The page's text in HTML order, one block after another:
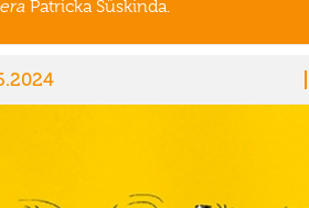
Patricka Süskinda.